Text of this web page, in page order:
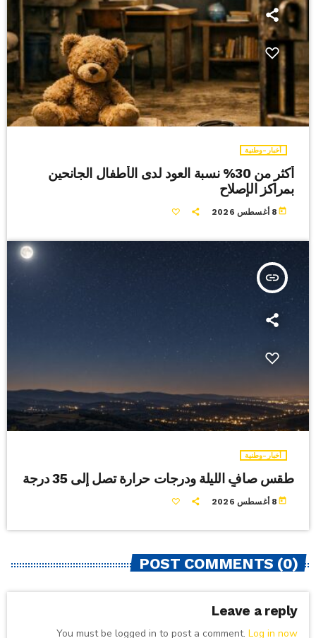
أخبار-وطنية
أكثر من 30% نسبة العود لدى الأطفال الجانحين
بمراكز الإصلاح
today 8 أغسطس 2026
insert_link
أخبار-وطنية
طقس صافٍ الليلة ودرجات حرارة تصل إلى 35 درجة
today 8 أغسطس 2026
POST COMMENTS (0)
Leave a reply
You must be logged in to post a comment. Log in now